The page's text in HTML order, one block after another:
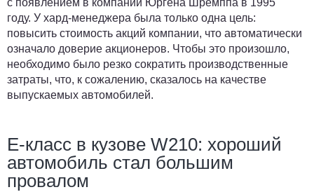
с появлением в компании Юргена Шремппа в 1995
году. У хард-менеджера была только одна цель:
повысить стоимость акций компании, что автоматически
означало доверие акционеров. Чтобы это произошло,
необходимо было резко сократить производственные
затраты, что, к сожалению, сказалось на качестве
выпускаемых автомобилей.
Е-класс в кузове W210: хороший
автомобиль стал большим
провалом